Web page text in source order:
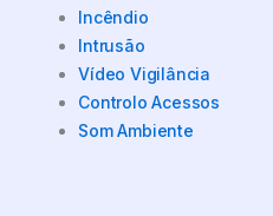
Incêndio
Intrusão
Vídeo Vigilância
Controlo Acessos
Som Ambiente